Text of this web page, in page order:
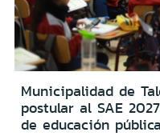
Municipalidad de
postular al SAE
de educación